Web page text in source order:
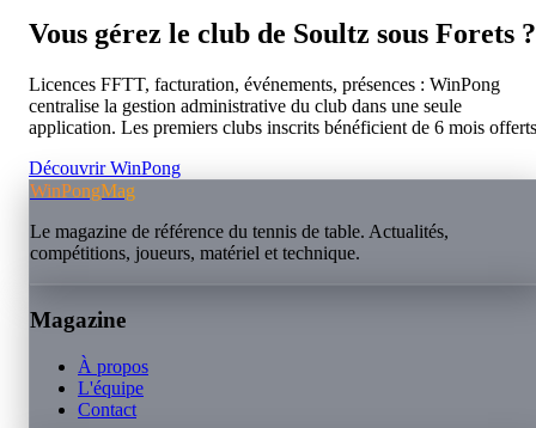
Vous gérez le club de Soultz sous Forets ?
Licences FFTT, facturation, événements, présences : WinPong
centralise la gestion administrative du club dans une seule
application. Les premiers clubs inscrits bénéficient de 6 mois
Découvrir WinPong
WinPongMag
Le magazine de référence du tennis de table. Actualités,
compétitions, joueurs, matériel et technique.
Magazine
À propos
L'équipe
Contact